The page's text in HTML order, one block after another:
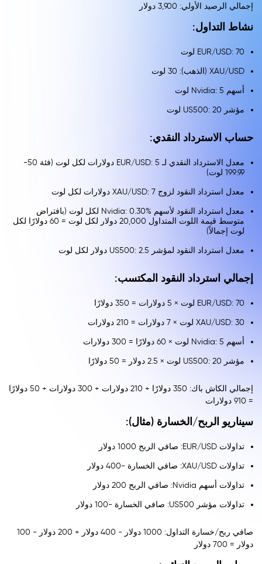
إجمالي الرصيد الأولي: 3,900 دولار
نشاط التداول:
EUR/USD: 70 لوت
XAU/USD (الذهب): 30 لوت
أسهم Nvidia: 5 لوت
مؤشر US500: 20 لوت
حساب الاسترداد النقدي:
معدل الاسترداد النقدي لـ EUR/USD: 5 دولارات لكل لوت (فئة 50-
199.99 لوت)
معدل استرداد النقود لزوج XAU/USD: 7 دولارات لكل لوت
معدل استرداد النقود لأسهم Nvidia: 0.30% لكل لوت (بافتراض
متوسط قيمة اللوت المتداول 20,000 دولار لكل لوت = 60 دولارًا لكل
لوت إجمالاً)
معدل استرداد النقود لمؤشر US500: 2.5 دولار لكل لوت
إجمالي استرداد النقود المكتسب:
EUR/USD: 70 لوت × 5 دولارات = 350 دولارًا
XAU/USD: 30 لوت × 7 دولارات = 210 دولارات
أسهم Nvidia: 5 لوت × 60 دولارًا = 300 دولارات
مؤشر US500: 20 لوت × 2.5 دولار = 50 دولارًا
إجمالي الكاش باك: 350 دولارًا + 210 دولارات + 300 دولارات + 50 دولارًا
= 910 دولارات
سيناريو الربح/الخسارة (مثال):
تداولات EUR/USD: صافي الربح 1000 دولار
تداولات XAU/USD: صافي الخسارة -400 دولار
تداولات أسهم Nvidia: صافي الربح 200 دولار
تداولات مؤشر US500: صافي الخسارة -100 دولار
صافي ربح/خسارة التداول: 1000 دولار - 400 دولار + 200 دولار - 100
دولار = 700 دولار